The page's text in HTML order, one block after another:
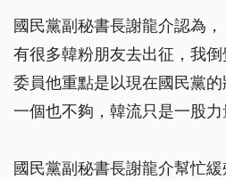
國民黨副秘書長謝龍介認為
有很多韓粉朋友去出征，我
委員他重點是以現在國民黨
一個也不夠，韓流只是一股力
國民黨副秘書長謝龍介幫忙